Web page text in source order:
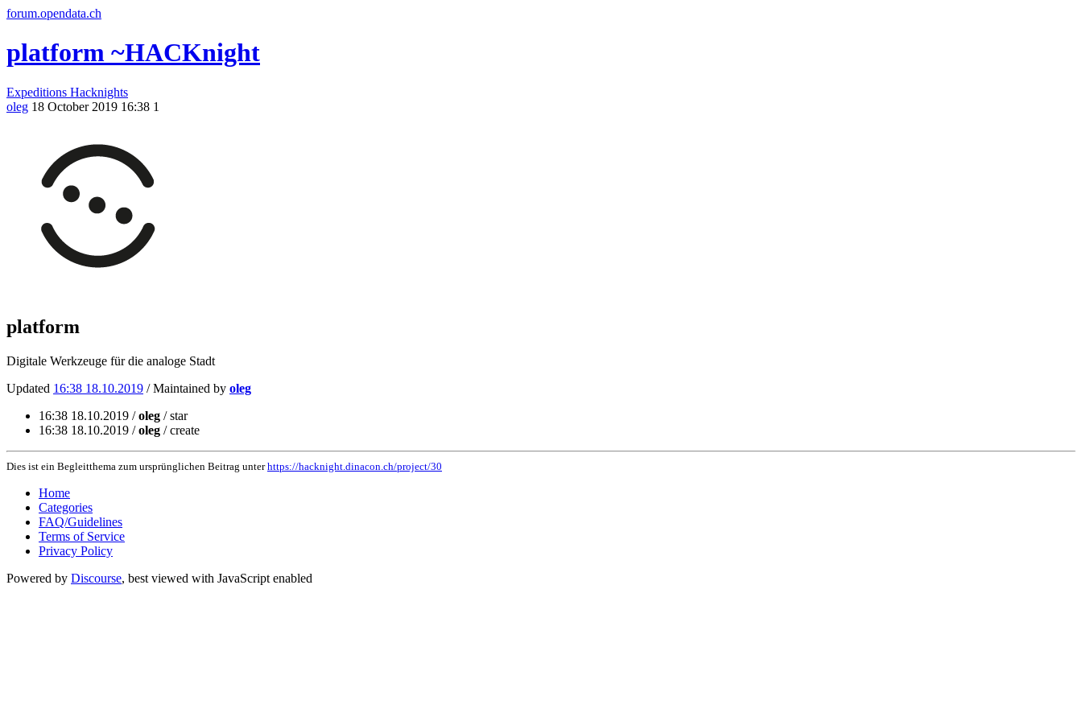
forum.opendata.ch
platform ~HACKnight
Expeditions Hacknights
oleg 18 October 2019 16:38 1
platform
Digitale Werkzeuge für die analoge Stadt
Updated 16:38 18.10.2019 / Maintained by oleg
16:38 18.10.2019 /oleg / star
16:38 18.10.2019 /oleg / create
Dies ist ein Begleitthema zum ursprünglichen Beitrag unterhttps://hacknight.dinacon.ch/project/30
Home
Categories
FAQ/Guidelines
Terms of Service
Privacy Policy
Powered by Discourse, best viewed with JavaScript enabled